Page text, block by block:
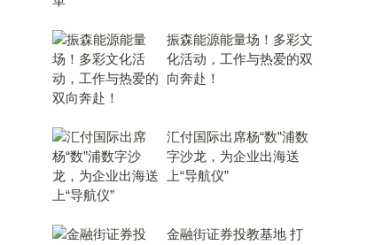
振森能源能量场！多彩文
化活动，工作与热爱的双
向奔赴！
汇付国际出席杨“数”浦数
字沙龙，为企业出海送
上“导航仪”
金融街证券投教基地 打